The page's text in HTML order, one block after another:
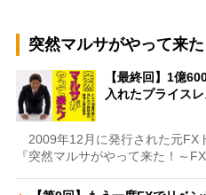
突然マルサがやって来た
【最終回】1億
入れたプライス
2009年12月に発行された元FX
『突然マルサがやって来た！～